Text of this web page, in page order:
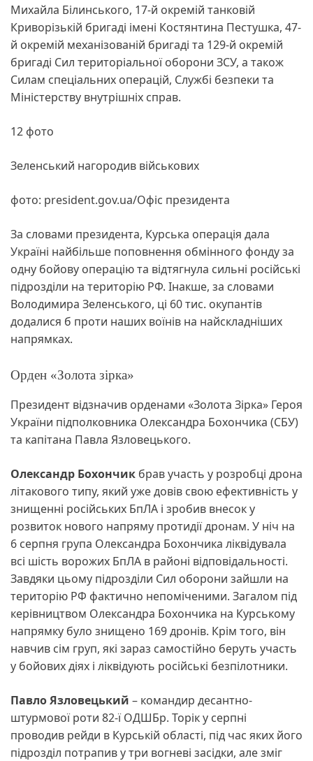
Михайла Білинського, 17-й окремій танковій
Криворізькій бригаді імені Костянтина Пестушка, 47-
й окремій механізованій бригаді та 129-й окремій
бригаді Сил територіальної оборони ЗСУ, а також
Силам спеціальних операцій, Службі безпеки та
Міністерству внутрішніх справ.
12 фото
Зеленський нагородив військових
фото: president.gov.ua/Офіс президента
За словами президента, Курська операція дала
Україні найбільше поповнення обмінного фонду за
одну бойову операцію та відтягнула сильні російські
підрозділи на територію РФ. Інакше, за словами
Володимира Зеленського, ці 60 тис. окупантів
додалися б проти наших воїнів на найскладніших
напрямках.
Орден «Золота зірка»
Президент відзначив орденами «Золота Зірка» Героя
України підполковника Олександра Бохончика (СБУ)
та капітана Павла Язловецького.
Олександр Бохончик брав участь у розробці дрона
літакового типу, який уже довів свою ефективність у
знищенні російських БпЛА і зробив внесок у
розвиток нового напряму протидії дронам. У ніч на
6 серпня група Олександра Бохончика ліквідувала
всі шість ворожих БпЛА в районі відповідальності.
Завдяки цьому підрозділи Сил оборони зайшли на
територію РФ фактично непоміченими. Загалом під
керівництвом Олександра Бохончика на Курському
напрямку було знищено 169 дронів. Крім того, він
навчив сім груп, які зараз самостійно беруть участь
у бойових діях і ліквідують російські безпілотники.
Павло Язловецький – командир десантно-
штурмової роти 82-ї ОДШБр. Торік у серпні
проводив рейди в Курській області, під час яких його
підрозділ потрапив у три вогневі засідки, але зміг